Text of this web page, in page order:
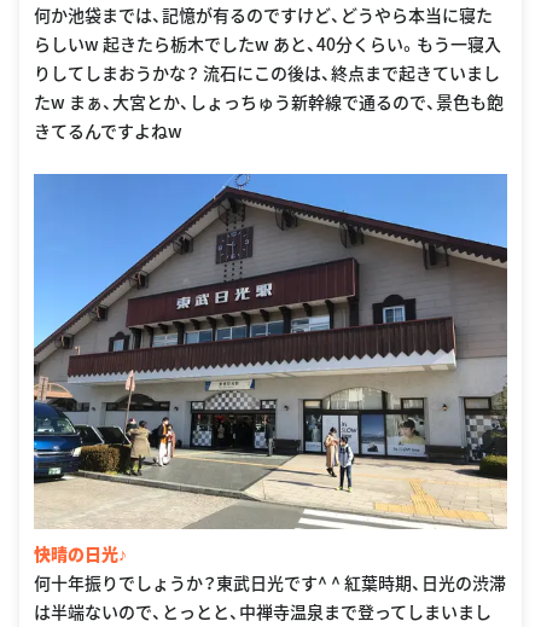
何か池袋までは、記憶が有るのですけど、どうやら本当に寝た
らしいw 起きたら栃木でしたw あと、40分くらい。もう一寝入
りしてしまおうかな？ 流石にこの後は、終点まで起きていまし
たw まぁ、大宮とか、しょっちゅう新幹線で通るので、景色も飽
きてるんですよねw
快晴の日光♪
何十年振りでしょうか？東武日光です^ ^ 紅葉時期、日光の渋滞
は半端ないので、とっとと、中禅寺温泉まで登ってしまいまし